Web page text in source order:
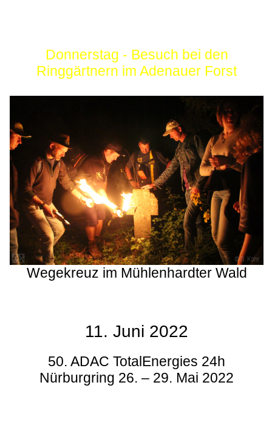
Donnerstag - Besuch bei den
Ringgärtnern im Adenauer Forst
Wegekreuz im Mühlenhardter Wald
11. Juni 2022
50. ADAC TotalEnergies 24h
Nürburgring 26. – 29. Mai 2022